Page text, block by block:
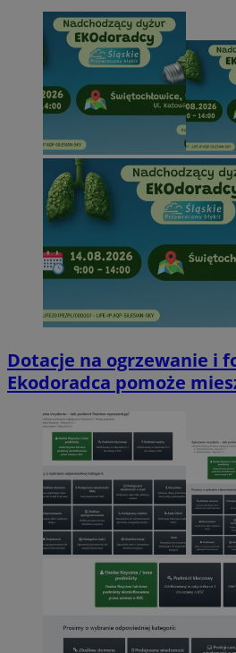
Dotacje na ogrzewanie i
Ekodoradca pomoże